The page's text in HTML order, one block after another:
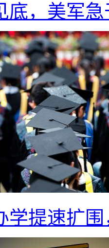
底，美军
学提速扩